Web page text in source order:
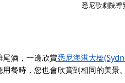
悉尼歌劇院導
酒，一邊欣賞悉尼海港大橋
餐時，您也會欣賞到相同的美景。